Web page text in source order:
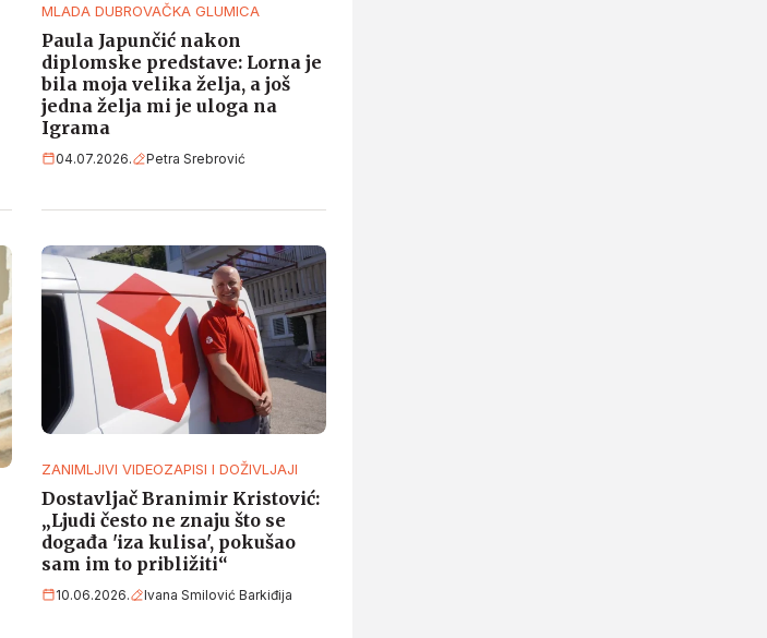
MLADA DUBROVAČKA GLUMICA
Paula Japunčić nakon
diplomske predstave: Lorna je
bila moja velika želja, a još
jedna želja mi je uloga na
Igrama
04.07.2026. Petra Srebrović
ZANIMLJIVI VIDEOZAPISI I DOŽIVLJAJI
Dostavljač Branimir Kristović:
„Ljudi često ne znaju što se
događa 'iza kulisa', pokušao
sam im to približiti“
10.06.2026. Ivana Smilović Barkiđija